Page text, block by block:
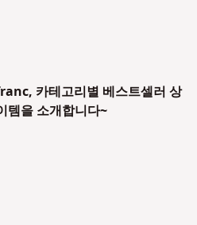
카테고리별 베스트셀러 상
템을 소개합니다~